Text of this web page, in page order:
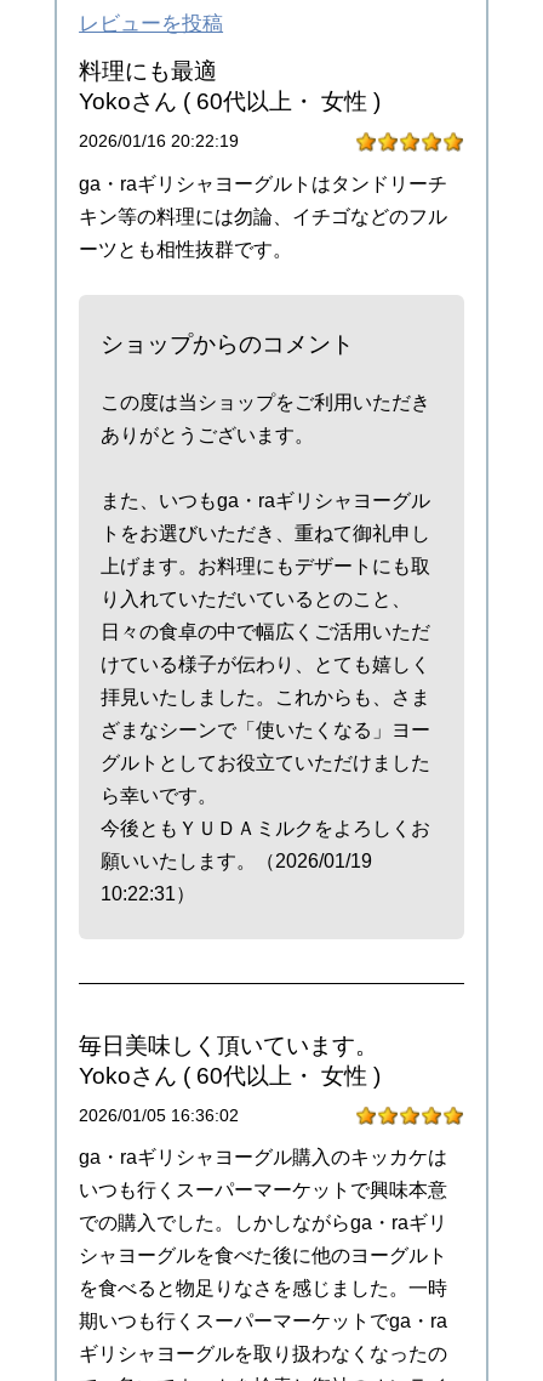
レビューを投稿
料理にも最適
Yokoさん ( 60代以上・ 女性 )
2026/01/16 20:22:19
ga・raギリシャヨーグルトはタンドリーチ
キン等の料理には勿論、イチゴなどのフル
ーツとも相性抜群です。
ショップからのコメント
この度は当ショップをご利用いただき
ありがとうございます。
また、いつもga・raギリシャヨーグル
トをお選びいただき、重ねて御礼申し
上げます。お料理にもデザートにも取
り入れていただいているとのこと、
日々の食卓の中で幅広くご活用いただ
けている様子が伝わり、とても嬉しく
拝見いたしました。これからも、さま
ざまなシーンで「使いたくなる」ヨー
グルトとしてお役立ていただけました
ら幸いです。
今後ともＹＵＤＡミルクをよろしくお
願いいたします。（2026/01/19
10:22:31）
毎日美味しく頂いています。
Yokoさん ( 60代以上・ 女性 )
2026/01/05 16:36:02
ga・raギリシャヨーグル購入のキッカケは
いつも行くスーパーマーケットで興味本意
での購入でした。しかしながらga・raギリ
シャヨーグルを食べた後に他のヨーグルト
を食べると物足りなさを感じました。一時
期いつも行くスーパーマーケットでga・ra
ギリシャヨーグルを取り扱わなくなったの